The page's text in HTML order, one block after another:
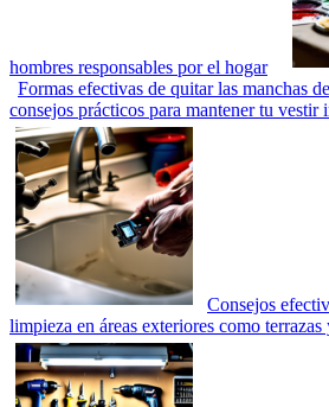
hombres responsables por el hogar
Formas efectivas de quitar las manchas
consejos prácticos para mantener tu vestir
Consejos
limpieza en áreas exteriores como terrazas